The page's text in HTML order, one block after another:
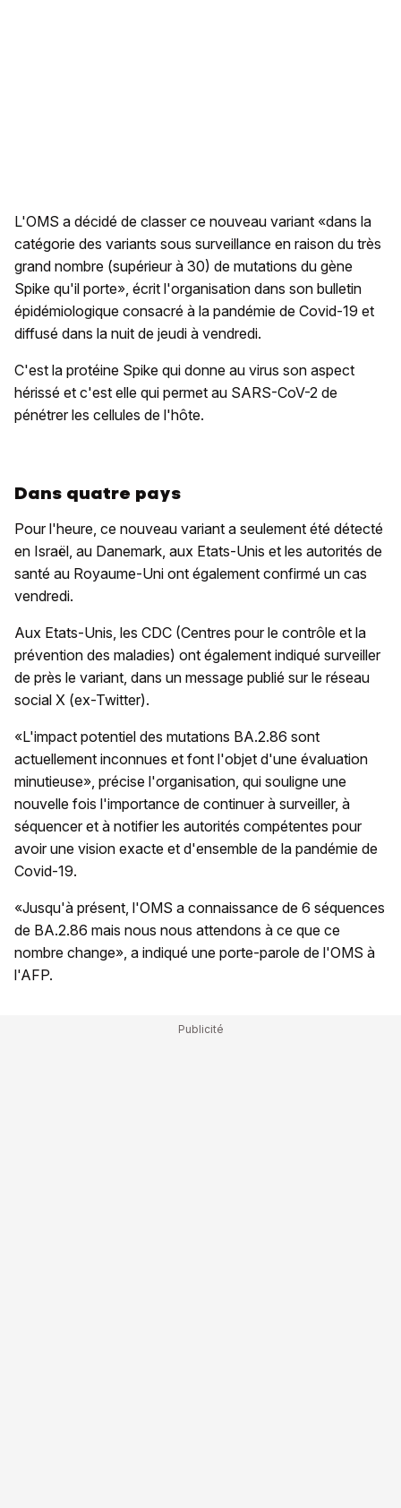
L'OMS a décidé de classer ce nouveau variant «dans la
catégorie des variants sous surveillance en raison du très
grand nombre (supérieur à 30) de mutations du gène
Spike qu'il porte», écrit l'organisation dans son bulletin
épidémiologique consacré à la pandémie de Covid-19 et
diffusé dans la nuit de jeudi à vendredi.
C'est la protéine Spike qui donne au virus son aspect
hérissé et c'est elle qui permet au SARS-CoV-2 de
pénétrer les cellules de l'hôte.
Dans quatre pays
Pour l'heure, ce nouveau variant a seulement été détecté
en Israël, au Danemark, aux Etats-Unis et les autorités de
santé au Royaume-Uni ont également confirmé un cas
vendredi.
Aux Etats-Unis, les CDC (Centres pour le contrôle et la
prévention des maladies) ont également indiqué surveiller
de près le variant, dans un message publié sur le réseau
social X (ex-Twitter).
«L'impact potentiel des mutations BA.2.86 sont
actuellement inconnues et font l'objet d'une évaluation
minutieuse», précise l'organisation, qui souligne une
nouvelle fois l'importance de continuer à surveiller, à
séquencer et à notifier les autorités compétentes pour
avoir une vision exacte et d'ensemble de la pandémie de
Covid-19.
«Jusqu'à présent, l'OMS a connaissance de 6 séquences
de BA.2.86 mais nous nous attendons à ce que ce
nombre change», a indiqué une porte-parole de l'OMS à
l'AFP.